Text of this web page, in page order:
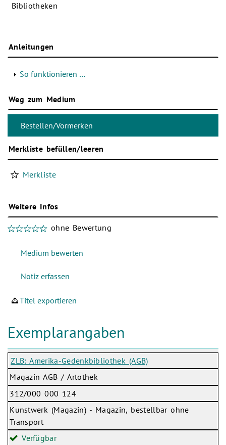
Bibliotheken
Anleitungen
So funktionieren …
Weg zum Medium
Merkliste befüllen/leeren
Merkliste
Weitere Infos
ohne Bewertung
Titel exportieren
Exemplarangaben
ZLB: Amerika-Gedenkbibliothek (AGB)
Magazin AGB / Artothek
312/000 000 124
Kunstwerk (Magazin) - Magazin, bestellbar ohne
Transport
Verfügbar